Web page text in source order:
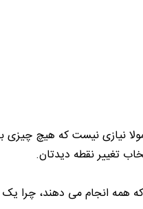
نیازی نیست که هیچ چیزی
تغییر نقطه دیدتان.
که همه انجام می دهند، چرا